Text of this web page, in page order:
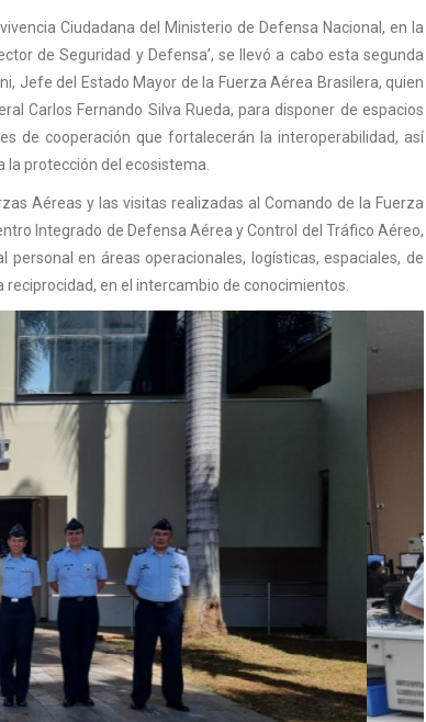
Ciudadana del Ministerio de Defensa Nacional, en la
de Seguridad y Defensa’, se llevó a cabo esta segunda
, Jefe del Estado Mayor de la Fuerza Aérea Brasilera, quien
Carlos Fernando Silva Rueda, para disponer de espacios
de cooperación que fortalecerán la interoperabilidad, así
la protección del ecosistema
Aéreas y las visitas realizadas al Comando de la Fuerza
Integrado de Defensa AéreayControl de Tráfico Aéreo,
personal en áreas operacionales, logísticas, espaciales, de
en el intercambio de conocimientos.